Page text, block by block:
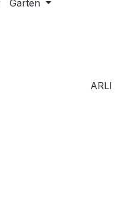
Garten
ARLI